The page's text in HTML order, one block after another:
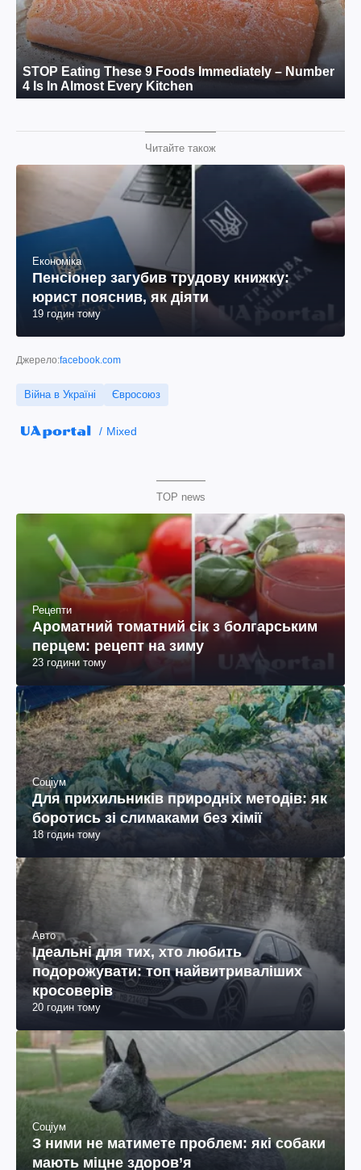
Читайте також
Економіка
Пенсіонер загубив трудову книжку:
юрист пояснив, як діяти
19 годин тому
Джерело:facebook.com
Війна в Україні Євросоюз
Mixed
TOP news
Рецепти
Ароматний томатний сік з болгарським
перцем: рецепт на зиму
23 години тому
Соціум
Для прихильників природніх методів: як
боротись зі слимаками без хімії
18 годин тому
Авто
Ідеальні для тих, хто любить
подорожувати: топ найвитриваліших
кросоверів
20 годин тому
Соціум
З ними не матимете проблем: які собаки
мають міцне здоров’я